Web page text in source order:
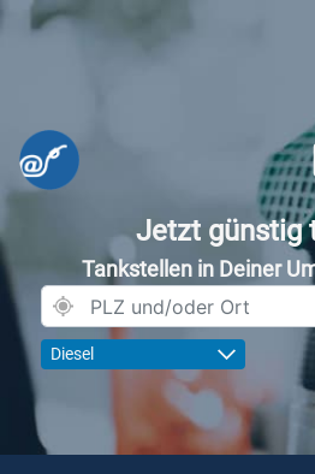
Jetzt günstig
Tankstellen in Deiner
Diesel